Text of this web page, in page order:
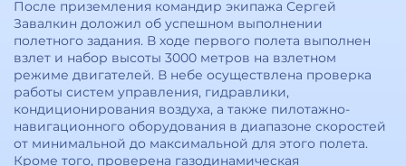
После приземления командир экипажа Сергей
Завалкин доложил об успешном выполнении
полетного задания. В ходе первого полета выполнен
взлет и набор высоты 3000 метров на взлетном
режиме двигателей. В небе осуществлена проверка
работы систем управления, гидравлики,
кондиционирования воздуха, а также пилотажно-
навигационного оборудования в диапазоне скоростей
от минимальной до максимальной для этого полета.
Кроме того, проверена газодинамическая